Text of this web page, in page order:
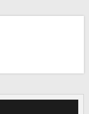
して
にも！